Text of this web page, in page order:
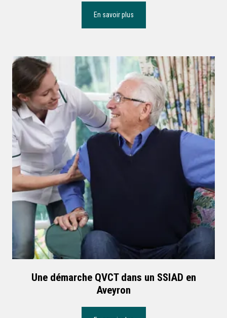
En savoir plus
Une démarche QVCT dans un SSIAD en
Aveyron